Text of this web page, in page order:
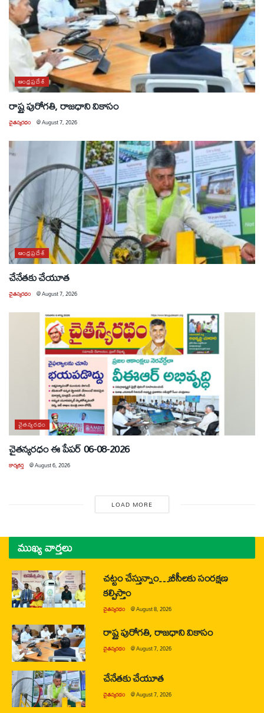
ఆంధ్రప్రదేశ్
రాష్ట్ర పురోగతి, రాజధాని వికాసం
చైతన్యరధం @August 7, 2026
ఆంధ్రప్రదేశ్
చేనేతకు చేయూత
చైతన్యరధం @August 7, 2026
చైతన్యరధం
చైతన్యరధం ఈ పేపర్ 06-08-2026
కార్యకర్త @August 6, 2026
LOAD MORE
ముఖ్య వార్తలు
చట్టం చేస్తున్నాం…బీసీలకు సంరక్షణ
కల్పిస్తాం
చైతన్యరధం @August 8, 2026
రాష్ట్ర పురోగతి, రాజధాని వికాసం
చైతన్యరధం @August 7, 2026
చేనేతకు చేయూత
చైతన్యరధం @August 7, 2026